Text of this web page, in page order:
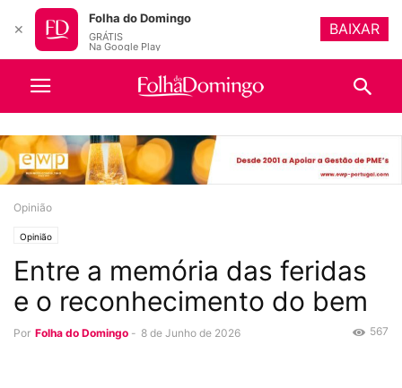
Opinião
Opinião
Entre a memória das feridas
e o reconhecimento do bem
Por Folha do Domingo - 8 de Junho de 2026 567
✕
Folha do Domingo
GRÁTIS
Na Google Play
BAIXAR